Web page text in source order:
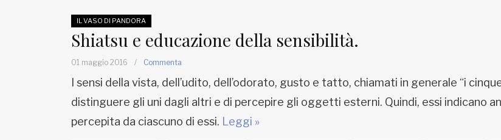
IL VASO DI PANDORA
Shiatsu e educazione della sensibilità.
01 maggio 2016 / Commenta
I sensi della vista, dell’udito, dell’odorato, gusto e tatto, chiamati in generale “i
distinguere gli uni dagli altri e di percepire gli oggetti esterni. Quindi, essi indicano
percepita da ciascuno di essi. Leggi »